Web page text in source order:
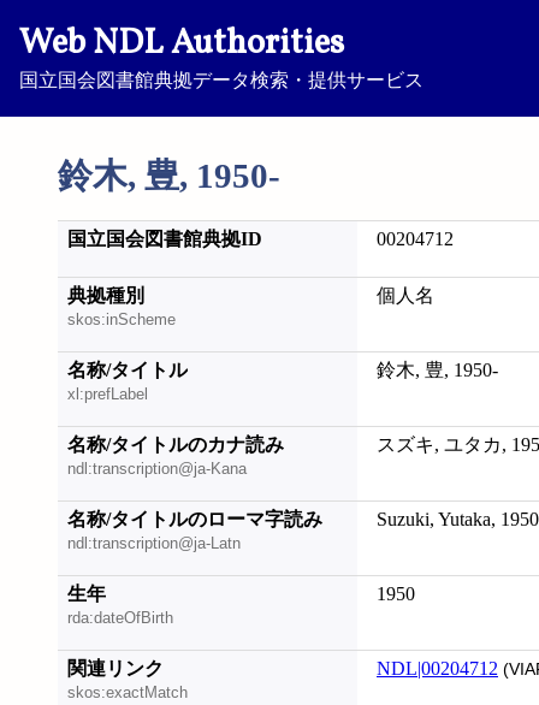
Web NDL Authorities
国立国会図書館典拠データ検索・提供サービス
鈴木, 豊, 1950-
国立国会図書館典拠ID 00204712
典拠種別
skos:inScheme
個人名
名称/タイトル
xl:prefLabel
鈴木, 豊, 1950-
名称/タイトルのカナ読み
ndl:transcription@ja-Kana
スズキ, ユタカ,
名称/タイトルのローマ字読み
ndl:transcription@ja-Latn
Suzuki, Yutaka,
生年
rda:dateOfBirth
1950
関連リンク
skos:exactMatch
NDL|00204712